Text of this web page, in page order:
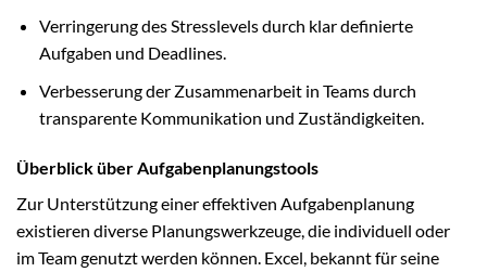
Verringerung des Stresslevels durch klar definierte
Aufgaben und Deadlines.
Verbesserung der Zusammenarbeit in Teams durch
transparente Kommunikation und Zuständigkeiten.
Überblick über Aufgabenplanungstools
Zur Unterstützung einer effektiven Aufgabenplanung
existieren diverse Planungswerkzeuge, die individuell oder
im Team genutzt werden können. Excel, bekannt für seine